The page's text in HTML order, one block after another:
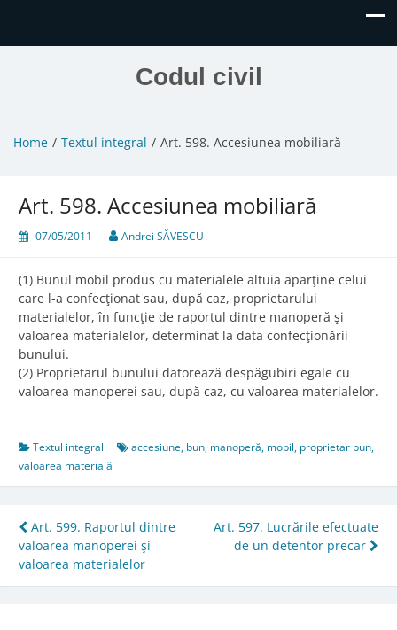
Codul civil
Home Textul integral Art. 598. Accesiunea mobiliară
Art. 598. Accesiunea mobiliară
07/05/2011 Andrei SĂVESCU
(1) Bunul mobil produs cu materialele altuia aparţine celui
care l-a confecţionat sau, după caz, proprietarului
materialelor, în funcţie de raportul dintre manoperă şi
valoarea materialelor, determinat la data confecţionării
bunului.
(2) Proprietarul bunului datorează despăgubiri egale cu
valoarea manoperei sau, după caz, cu valoarea materialelor.
Textul integral accesiune, bun, manoperă, mobil, proprietar bun,
valoarea materială
Post
navigation
Art. 599. Raportul dintre
valoarea manoperei şi
valoarea materialelor
Art. 597. Lucrările efectuate
de un detentor precar